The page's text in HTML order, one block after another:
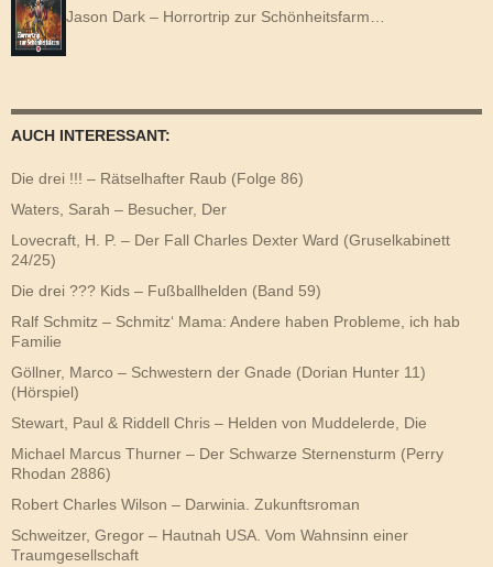
Jason Dark – Horrortrip zur Schönheitsfarm…
AUCH INTERESSANT:
Die drei !!! – Rätselhafter Raub (Folge 86)
Waters, Sarah – Besucher, Der
Lovecraft, H. P. – Der Fall Charles Dexter Ward (Gruselkabinett
24/25)
Die drei ??? Kids – Fußballhelden (Band 59)
Ralf Schmitz – Schmitz‘ Mama: Andere haben Probleme, ich hab
Familie
Göllner, Marco – Schwestern der Gnade (Dorian Hunter 11)
(Hörspiel)
Stewart, Paul & Riddell Chris – Helden von Muddelerde, Die
Michael Marcus Thurner – Der Schwarze Sternensturm (Perry
Rhodan 2886)
Robert Charles Wilson – Darwinia. Zukunftsroman
Schweitzer, Gregor – Hautnah USA. Vom Wahnsinn einer
Traumgesellschaft